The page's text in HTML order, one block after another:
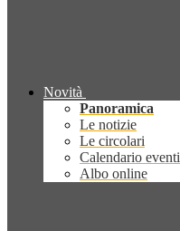
Novità
Panoramica
Le notizie
Le circolari
Calendario eventi
Albo online